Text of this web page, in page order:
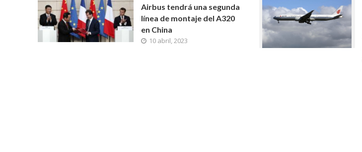
Airbus tendrá una segunda
línea de montaje del A320
en China
10 abril, 2023